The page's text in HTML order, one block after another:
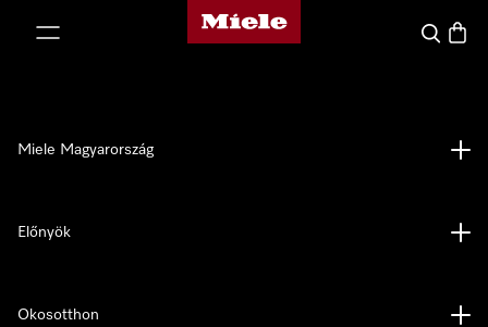
Miele honlapja
Kereses
Miele Magyarország
Előnyök
Okosotthon